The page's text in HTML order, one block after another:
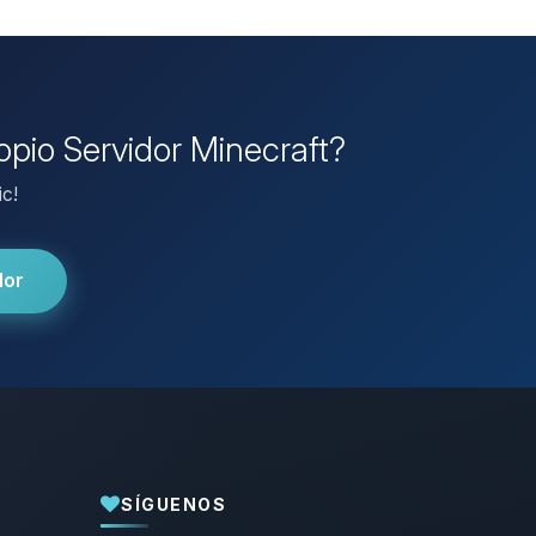
Servidor Minecraft?
SÍGUENOS